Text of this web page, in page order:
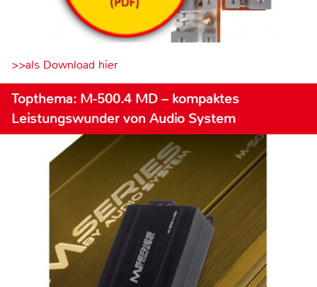
>>als Download hier
Topthema: M-500.4 MD – kompaktes
Leistungswunder von Audio System